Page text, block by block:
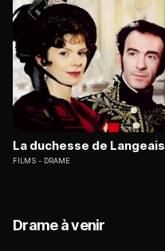
La duchesse de Langeais
FILMS DRAME
Drame à venir